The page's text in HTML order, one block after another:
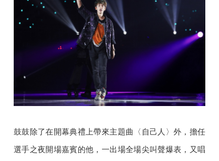
鼓鼓除了在開幕典禮上帶來主題曲〈自己人〉外，擔任
選手之夜開場嘉賓的他，一出場全場尖叫聲爆表，又唱